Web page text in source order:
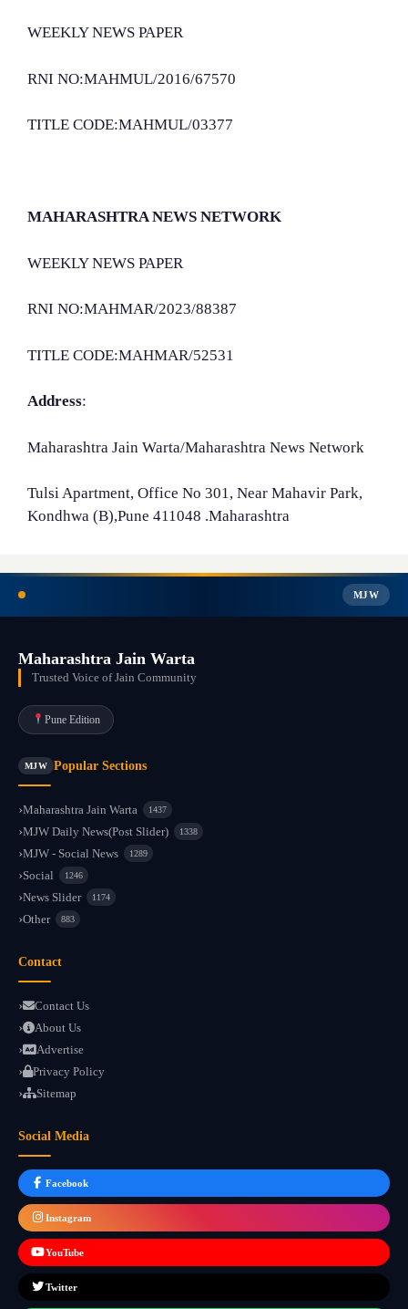
WEEKLY NEWS PAPER
RNI NO:MAHMUL/2016/67570
TITLE CODE:MAHMUL/03377
MAHARASHTRA NEWS NETWORK
WEEKLY NEWS PAPER
RNI NO:MAHMAR/2023/88387
TITLE CODE:MAHMAR/52531
Address:
Maharashtra Jain Warta/Maharashtra News Network
Tulsi Apartment, Office No 301, Near Mahavir Park,
Kondhwa (B),Pune 411048 .Maharashtra
MJW
Maharashtra Jain Warta
Trusted Voice of Jain Community
Pune Edition
MJW Popular Sections
Maharashtra Jain Warta 1437
MJW Daily News(Post Slider) 1338
MJW - Social News 1289
Social 1246
News Slider 1174
Other 883
Contact
Contact Us
About Us
Advertise
Privacy Policy
Sitemap
Social Media
Facebook
Instagram
YouTube
Twitter